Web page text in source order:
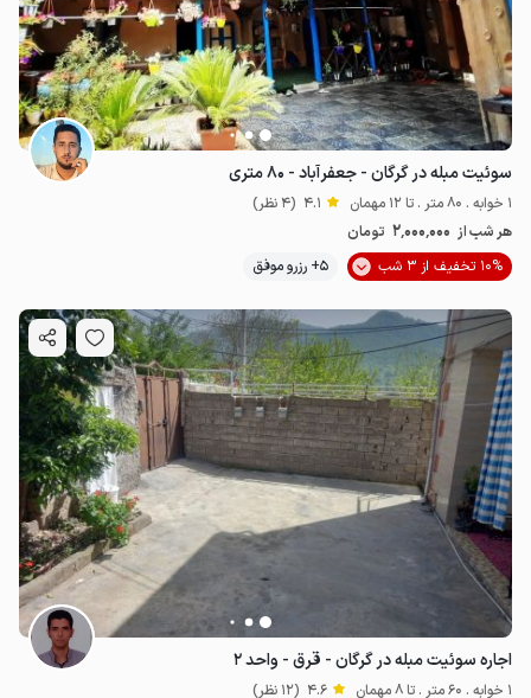
سوئیت مبله در گرگان - جعفرآباد - ۸۰ متری
1 خوابه . 80 متر . تا 12 مهمان 4.1 (4 نظر)
هر شب از 2٬000٬000 تومان
10% تخفیف از 3 شب
5+ رزرو موفق
اجاره سوئیت مبله در گرگان - قرق - واحد ۲
1 خوابه . 60 متر . تا 8 مهمان 4.6 (12 نظر)